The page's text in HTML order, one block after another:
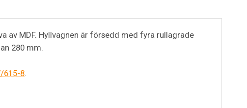
av MDF. Hyllvagnen är försedd med fyra rullagrade
280 mm.
615-8.